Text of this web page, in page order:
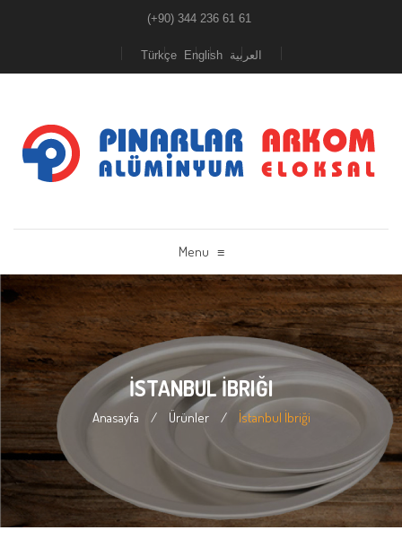
(+90) 344 236 61 61
Türkçe English العربية
Menu ≡
İSTANBUL İBRIĞI
Anasayfa / Ürünler / İstanbul İbriği